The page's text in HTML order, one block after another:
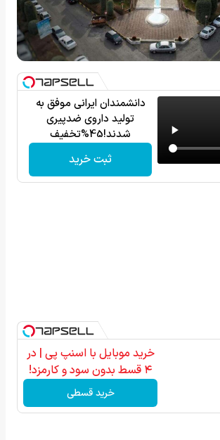
دانشمندان ایرانی موفق به
تولید داروی ضدپیری
شدند!45%تخفیف
ثبت خرید
خرید موبایل با اسنپ پی | در
۴ قسط بدون سود و کارمزد!
خرید قسطی